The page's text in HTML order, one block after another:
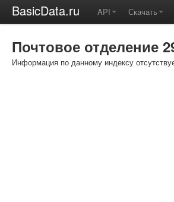
BasicData.ru API Скачать
Почтовое отделение
Информация по данному индексу